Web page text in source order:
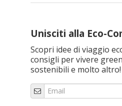
Unisciti alla Eco-
Scopri idee di viaggio
consigli per vivere
sostenibili e molto altro!